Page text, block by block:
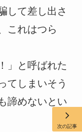
して差し出さ
これはつら
」と呼ばれた
てしまいそう
諦めないとい
次の記事